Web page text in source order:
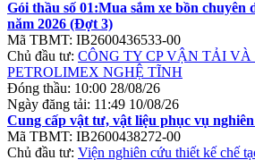
Gói thầu số 01:Mua sắm xe bồn chuyên
năm 2026 (Đợt 3)
Mã TBMT: IB2600436533-00
Chủ đầu tư: CÔNG TY CP VẬN TẢI
PETROLIMEX NGHỆ TĨNH
Đóng thầu: 10:00 28/08/26
Ngày đăng tải: 11:49 10/08/26
Cung cấp vật tư, vật liệu phục vụ
Mã TBMT: IB2600438272-00
Chủ đầu tư: Viện nghiên cứu thiết kế chế